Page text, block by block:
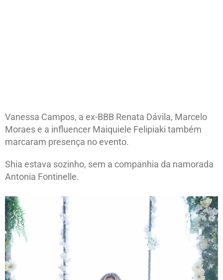
Vanessa Campos, a ex-BBB Renata Dávila, Marcelo
Moraes e a influencer Maiquiele Felipiaki também
marcaram presença no evento.
Shia estava sozinho, sem a companhia da namorada
Antonia Fontinelle.